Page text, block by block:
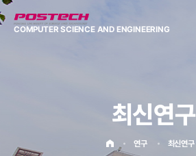
COMPUTER SCIENCE AND ENGINEERING
최신연구
연구 최신연구